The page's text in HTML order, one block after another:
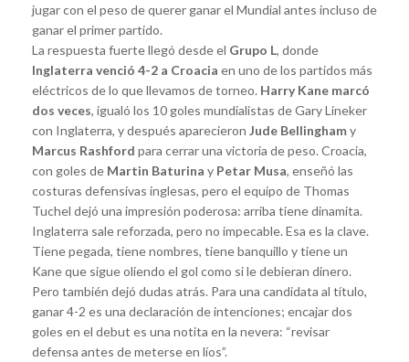
jugar con el peso de querer ganar el Mundial antes incluso de
ganar el primer partido.
La respuesta fuerte llegó desde el Grupo L, donde
Inglaterra venció 4-2 a Croacia en uno de los partidos más
eléctricos de lo que llevamos de torneo. Harry Kane marcó
dos veces, igualó los 10 goles mundialistas de Gary Lineker
con Inglaterra, y después aparecieron Jude Bellinghamy
Marcus Rashford para cerrar una victoria de peso. Croacia,
con goles de Martin Baturina y Petar Musa, enseñó las
costuras defensivas inglesas, pero el equipo de Thomas
Tuchel dejó una impresión poderosa: arriba tiene dinamita.
Inglaterra sale reforzada, pero no impecable. Esa es la clave.
Tiene pegada, tiene nombres, tiene banquillo y tiene un
Kane que sigue oliendo el gol como si le debieran dinero.
Pero también dejó dudas atrás. Para una candidata al título,
ganar 4-2 es una declaración de intenciones; encajar dos
goles en el debut es una notita en la nevera: “revisar
defensa antes de meterse en líos”.